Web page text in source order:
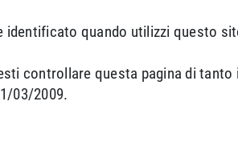
quando utilizzi questo
controllare questa pagina di tanto
03/2009.